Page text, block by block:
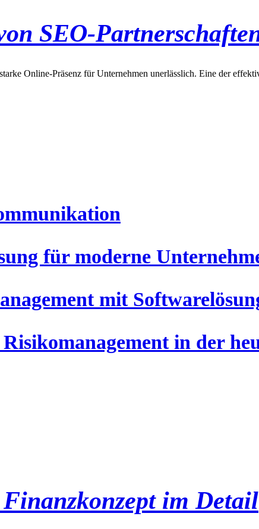
SEO-
Online-Präsenz für Unternehmen unerlässlich. Eine der
für moderne
mit
in der
Finanzkonzept im Detail